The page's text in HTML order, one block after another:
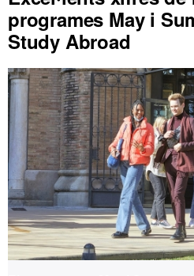
programes May i
Study Abroad